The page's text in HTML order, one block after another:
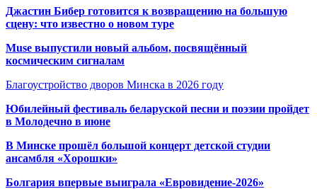
Джастин Бибер готовится к возвращению на большую
сцену: что известно о новом туре
Muse выпустили новый альбом, посвящённый
космическим сигналам
Благоустройство дворов Минска в 2026 году
Юбилейный фестиваль беларуской песни и поэзии пройдет
в Молодечно в июне
В Минске прошёл большой концерт детской студии
ансамбля «Хорошки»
Болгария впервые выиграла «Евровидение-2026»